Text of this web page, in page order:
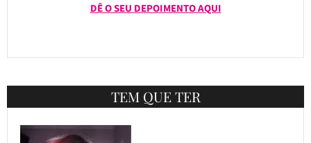
DÊ O SEU DEPOIMENTO AQUI
TEM QUE TER